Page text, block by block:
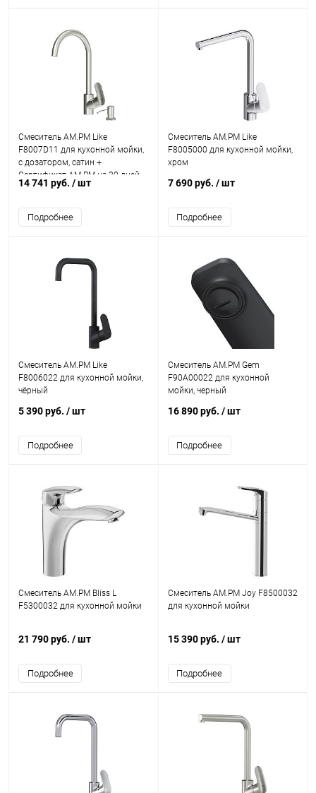
Смеситель AM.PM Like
F8007D11 для кухонной мойки,
с дозатором, сатин +
Сертификат AM.PM на 30 дней
подписки на медиасервис
14 741 руб. / шт
Подробнее
Смеситель AM.PM Like
F8005000 для кухонной мойки,
хром
7 690 руб. / шт
Подробнее
Смеситель AM.PM Like
F8006022 для кухонной мойки,
чёрный
5 390 руб. / шт
Подробнее
Смеситель AM.PM Gem
F90A00022 для кухонной
мойки, черный
16 890 руб. / шт
Подробнее
Смеситель AM.PM Bliss L
F5300032 для кухонной мойки
21 790 руб. / шт
Подробнее
Смеситель AM.PM Joy F8500032
для кухонной мойки
15 390 руб. / шт
Подробнее